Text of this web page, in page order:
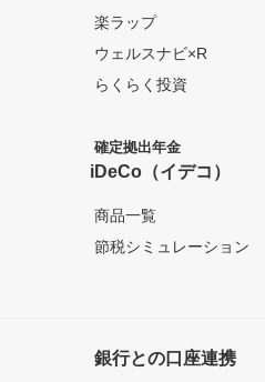
楽ラップ
ウェルスナビ×R
らくらく投資
確定拠出年金
iDeCo（イデコ）
商品一覧
節税シミュレーション
銀行との口座連携